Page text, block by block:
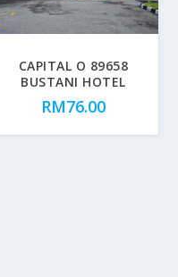
CAPITAL O 89658
BUSTANI HOTEL
RM76.00